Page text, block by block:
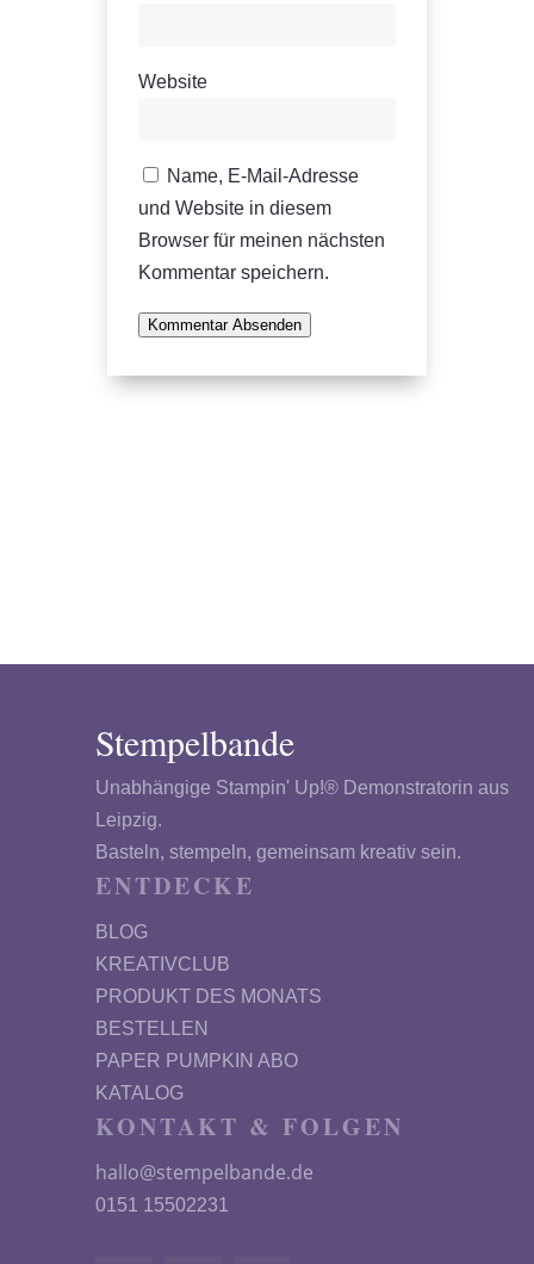
Website
Name, E-Mail-Adresse
und Website in diesem
Browser für meinen nächsten
Kommentar speichern.
Kommentar Absenden
Stempelbande
Unabhängige Stampin' Up!® Demonstratorin aus
Leipzig.
Basteln, stempeln, gemeinsam kreativ sein.
ENTDECKE
BLOG
KREATIVCLUB
PRODUKT DES MONATS
BESTELLEN
PAPER PUMPKIN ABO
KATALOG
KONTAKT & FOLGEN
hallo@stempelbande.de
0151 15502231